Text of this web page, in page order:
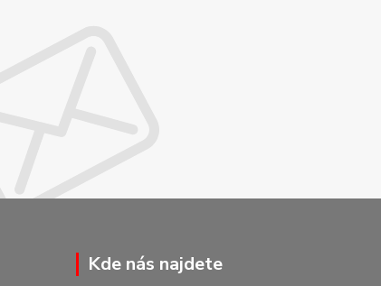
Kde nás najdete